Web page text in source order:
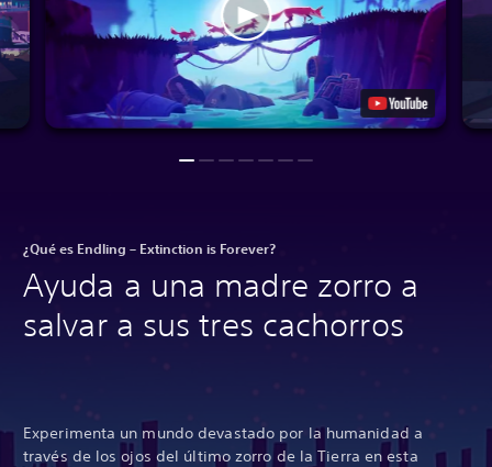
¿Qué es Endling – Extinction is Forever?
Ayuda a una madre zorro a
salvar a sus tres cachorros
Experimenta un mundo devastado por la humanidad a
través de los ojos del último zorro de la Tierra en esta